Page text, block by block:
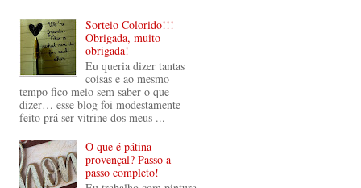
Sorteio Colorido!!!
Obrigada, muito
obrigada!
Eu queria dizer tantas
coisas e ao mesmo
tempo fico meio sem saber o que
dizer… esse blog foi modestamente
feito prá ser vitrine dos meus ...
O que é pátina
provençal? Passo a
passo completo!